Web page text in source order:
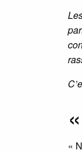
«